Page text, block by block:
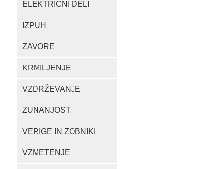
ELEKTRIČNI DELI
IZPUH
ZAVORE
KRMILJENJE
VZDRŽEVANJE
ZUNANJOST
VERIGE IN ZOBNIKI
VZMETENJE